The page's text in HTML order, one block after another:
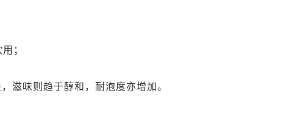
；
滋味则趋于醇和，耐泡度亦增加。